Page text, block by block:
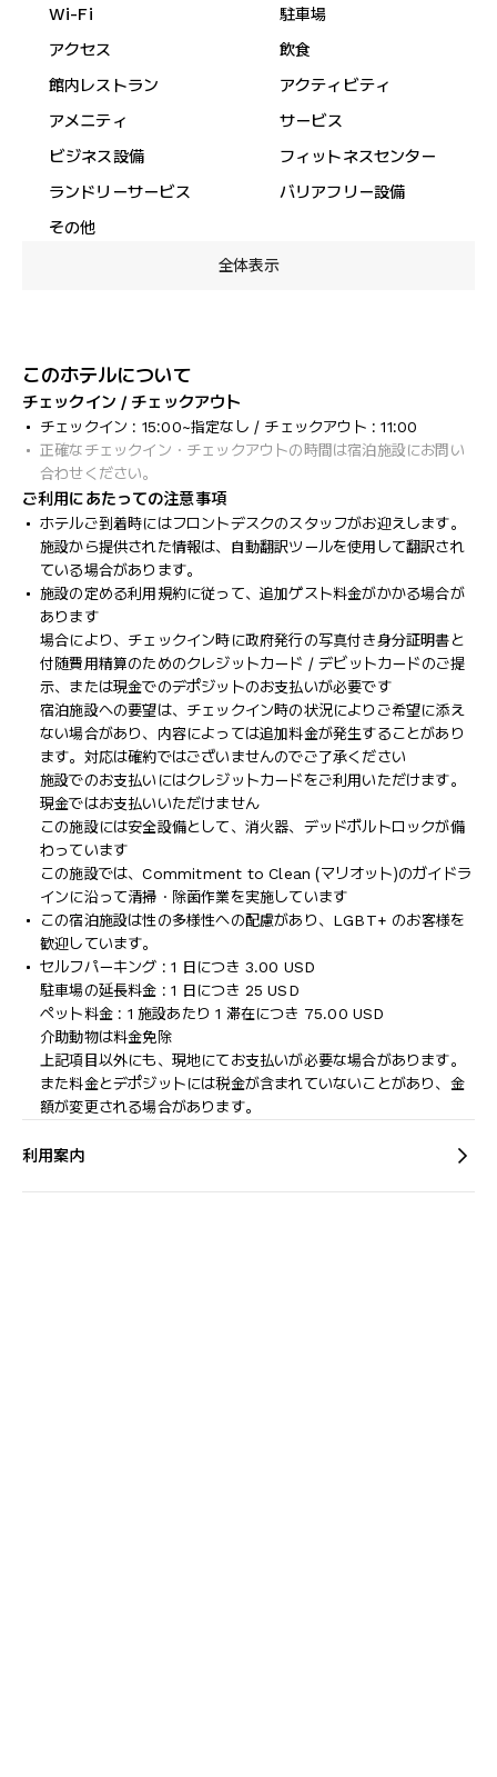
Wi-Fi
駐車場
アクセス
飲食
館内レストラン
アクティビティ
アメニティ
サービス
ビジネス設備
フィットネスセンター
ランドリーサービス
バリアフリー設備
その他
全体表示
このホテルについて
チェックイン / チェックアウト
チェックイン : 15:00~指定なし / チェックアウト : 11:00
正確なチェックイン・チェックアウトの時間は宿泊施設にお問い
合わせください。
ご利用にあたっての注意事項
ホテルご到着時にはフロントデスクのスタッフがお迎えします。
施設から提供された情報は、自動翻訳ツールを使用して翻訳され
ている場合があります。
施設の定める利用規約に従って、追加ゲスト料金がかかる場合が
あります
場合により、チェックイン時に政府発行の写真付き身分証明書と
付随費用精算のためのクレジットカード / デビットカードのご提
示、または現金でのデポジットのお支払いが必要です
宿泊施設への要望は、チェックイン時の状況によりご希望に添え
ない場合があり、内容によっては追加料金が発生することがあり
ます。対応は確約ではございませんのでご了承ください
施設でのお支払いにはクレジットカードをご利用いただけます。
現金ではお支払いいただけません
この施設には安全設備として、消火器、デッドボルトロックが備
わっています
この施設では、Commitment to Clean (マリオット)のガイドラ
インに沿って清掃・除菌作業を実施しています
この宿泊施設は性の多様性への配慮があり、LGBT+ のお客様を
歓迎しています。
セルフパーキング : 1 日につき 3.00 USD
駐車場の延長料金 : 1 日につき 25 USD
ペット料金 : 1 施設あたり 1 滞在につき 75.00 USD
介助動物は料金免除
上記項目以外にも、現地にてお支払いが必要な場合があります。
また料金とデポジットには税金が含まれていないことがあり、金
額が変更される場合があります。
利用案内